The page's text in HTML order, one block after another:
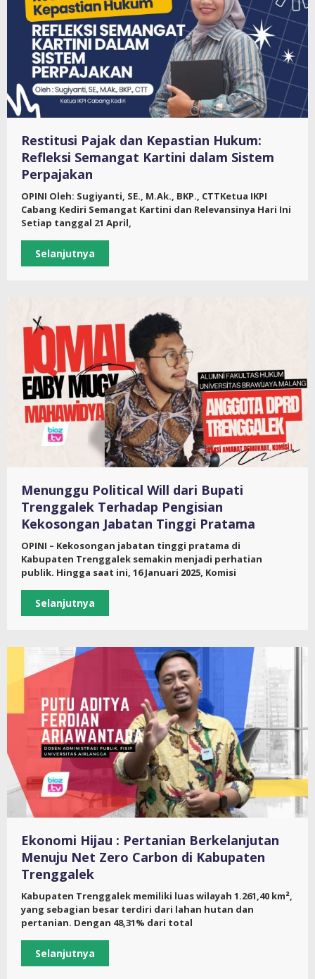
Restitusi Pajak dan Kepastian Hukum:
Refleksi Semangat Kartini dalam Sistem
Perpajakan
OPINI Oleh: Sugiyanti, SE., M.Ak., BKP., CTTKetua IKPI
Cabang Kediri Semangat Kartini dan Relevansinya Hari Ini
Setiap tanggal 21 April,
Selanjutnya
Menunggu Political Will dari Bupati
Trenggalek Terhadap Pengisian
Kekosongan Jabatan Tinggi Pratama
OPINI – Kekosongan jabatan tinggi pratama di
Kabupaten Trenggalek semakin menjadi perhatian
publik. Hingga saat ini, 16 Januari 2025, Komisi
Selanjutnya
Ekonomi Hijau : Pertanian Berkelanjutan
Menuju Net Zero Carbon di Kabupaten
Trenggalek
Kabupaten Trenggalek memiliki luas wilayah 1.261,40 km²,
yang sebagian besar terdiri dari lahan hutan dan
pertanian. Dengan 48,31% dari total
Selanjutnya